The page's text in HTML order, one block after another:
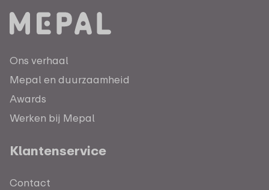
Ons verhaal
Mepal en duurzaamheid
Awards
Werken bij Mepal
Klantenservice
Contact